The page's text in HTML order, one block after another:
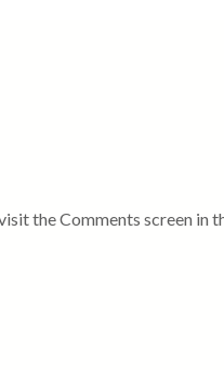
the Comments screen in